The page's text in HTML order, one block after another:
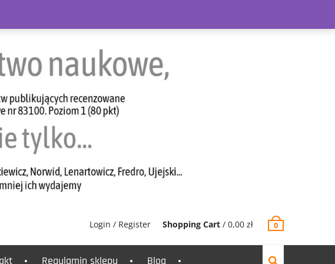
Login / Register Shopping Cart / 0,00 zł 0
Regulamin sklepu Blog